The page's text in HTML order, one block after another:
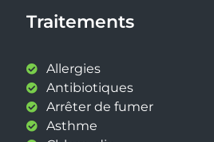
Traitements
Allergies
Antibiotiques
Arrêter de fumer
Asthme